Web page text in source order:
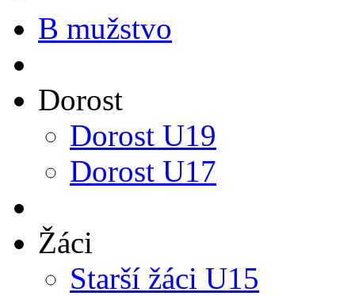
B mužstvo
Dorost
Dorost U19
Dorost U17
Žáci
Starší žáci U15